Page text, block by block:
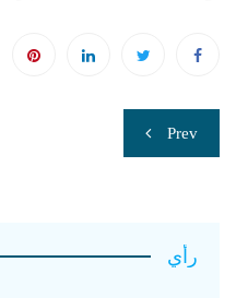
تصفّح
المقالات
Prev
رأي